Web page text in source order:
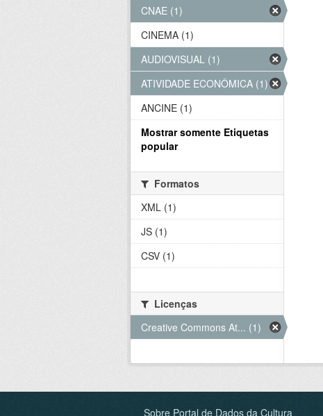
CNAE (1)
CINEMA (1)
AUDIOVISUAL (1)
ATIVIDADE ECONÔMICA (1)
ANCINE (1)
Mostrar somente Etiquetas
popular
Formatos
XML (1)
JS (1)
CSV (1)
Licenças
Creative Commons At... (1)
Sobre Portal de Dados da Cultura